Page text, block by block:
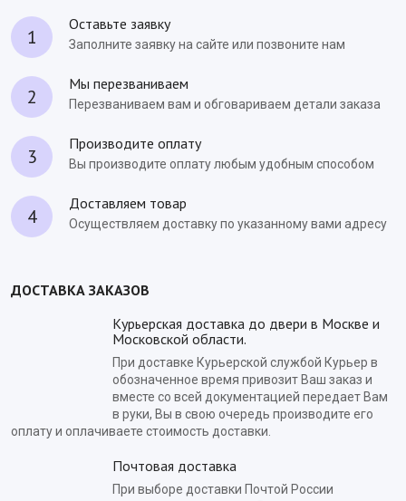
1
Оставьте заявку
Заполните заявку на сайте или позвоните нам
2
Мы перезваниваем
Перезваниваем вам и обговариваем детали заказа
3
Производите оплату
Вы производите оплату любым удобным способом
4
Доставляем товар
Осуществляем доставку по указанному вами адресу
ДОСТАВКА ЗАКАЗОВ
Курьерская доставка до двери в Москве и
Московской области.
При доставке Курьерской службой Курьер в
обозначенное время привозит Ваш заказ и
вместе со всей документацией передает Вам
в руки, Вы в свою очередь производите его
оплату и оплачиваете стоимость доставки.
Почтовая доставка
При выборе доставки Почтой России